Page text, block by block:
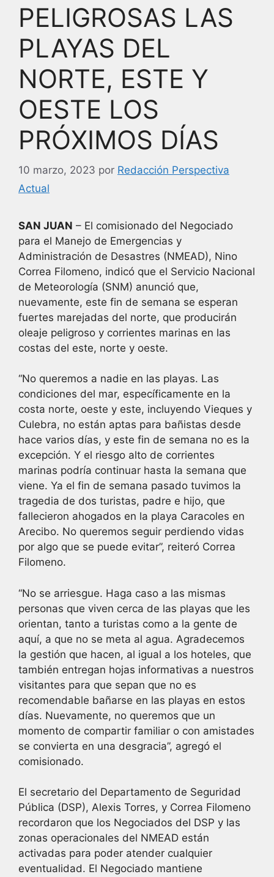
PELIGROSAS LAS
PLAYAS DEL
NORTE, ESTE Y
OESTE LOS
PRÓXIMOS DÍAS
10 marzo, 2023 por Redacción Perspectiva
Actual
SAN JUAN – El comisionado del Negociado
para el Manejo de Emergencias y
Administración de Desastres (NMEAD), Nino
Correa Filomeno, indicó que el Servicio Nacional
de Meteorología (SNM) anunció que,
nuevamente, este fin de semana se esperan
fuertes marejadas del norte, que producirán
oleaje peligroso y corrientes marinas en las
costas del este, norte y oeste.
“No queremos a nadie en las playas. Las
condiciones del mar, específicamente en la
costa norte, oeste y este, incluyendo Vieques y
Culebra, no están aptas para bañistas desde
hace varios días, y este fin de semana no es la
excepción. Y el riesgo alto de corrientes
marinas podría continuar hasta la semana que
viene. Ya el fin de semana pasado tuvimos la
tragedia de dos turistas, padre e hijo, que
fallecieron ahogados en la playa Caracoles en
Arecibo. No queremos seguir perdiendo vidas
por algo que se puede evitar”, reiteró Correa
Filomeno.
“No se arriesgue. Haga caso a las mismas
personas que viven cerca de las playas que les
orientan, tanto a turistas como a la gente de
aquí, a que no se meta al agua. Agradecemos
la gestión que hacen, al igual a los hoteles, que
también entregan hojas informativas a nuestros
visitantes para que sepan que no es
recomendable bañarse en las playas en estos
días. Nuevamente, no queremos que un
momento de compartir familiar o con amistades
se convierta en una desgracia”, agregó el
comisionado.
El secretario del Departamento de Seguridad
Pública (DSP), Alexis Torres, y Correa Filomeno
recordaron que los Negociados del DSP y las
zonas operacionales del NMEAD están
activadas para poder atender cualquier
eventualidad. El Negociado mantiene